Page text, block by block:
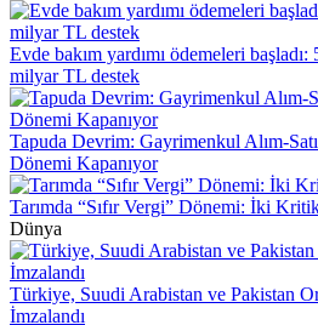
Evde bakım yardımı ödemeleri
milyar TL destek
Tapuda Devrim: Gayrimenkul Alım-
Dönemi Kapanıyor
Tarımda “Sıfır Vergi” Dönemi: İki
Dünya
Türkiye, Suudi Arabistan ve Pakistan
İmzalandı